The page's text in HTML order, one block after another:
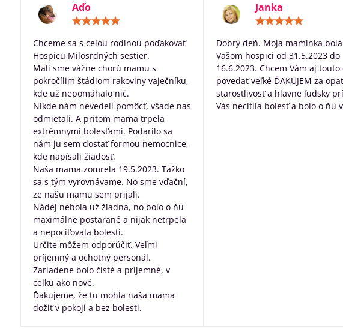
Aďo
/
5
Chceme sa s celou rodinou poďakovať
Hospicu Milosrdných sestier.
Mali sme vážne chorú mamu s
pokročílim štádiom rakoviny vaječníku,
kde už nepomáhalo nič.
Nikde nám nevedeli pomôcť, všade nas
odmietali. A pritom mama trpela
extrémnymi bolesťami. Podarilo sa
nám ju sem dostať formou nemocnice,
kde napísali žiadosť.
Naša mama zomrela 19.5.2023. Tažko
sa s tým vyrovnávame. No sme vďační,
ze našu mamu sem prijali.
Nádej nebola už žiadna, no bolo o ňu
maximálne postarané a nijak netrpela
a nepociťovala bolesti.
Určite môžem odporúčiť. Veľmi
príjemný a ochotný personál.
Zariadene bolo čisté a príjemné, v
celku ako nové.
Ďakujeme, že tu mohla naša mama
dožiť v pokoji a bez bolesti.
Janka
/
5
Dobrý deň. Moja maminka
Vašom hospici od 31.5.2023 do
16.6.2023. Chcem Vám aj touto
povedať veľké ĎAKUJEM za
starostlivosť a hlavne ľudsky
Vás necítila bolesť a bolo o ňu